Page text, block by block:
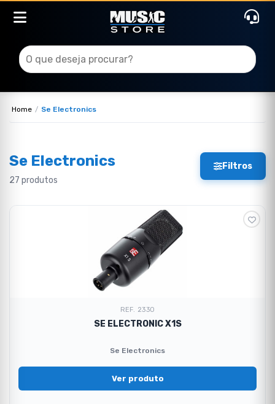
Home Se Electronics
Se Electronics
27 produtos
Filtros
REF. 2330
SE ELECTRONIC X1S
Se Electronics
Ver produto